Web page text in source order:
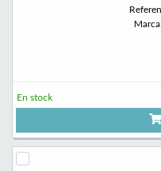
En stock